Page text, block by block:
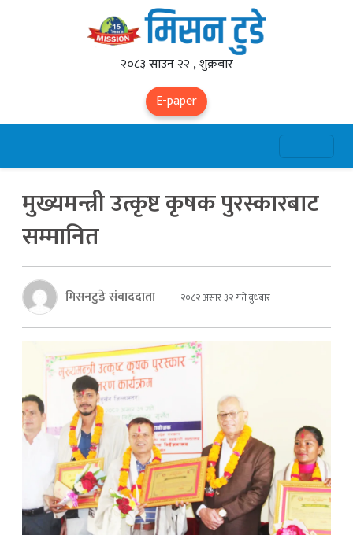
२०८३ साउन २२ , शुक्रबार
E-paper
मुख्यमन्त्री उत्कृष्ट कृषक पुरस्कारबाट
सम्मानित
मिसनटुडे संवाददाता २०८२ असार ३२ गते बुधबार